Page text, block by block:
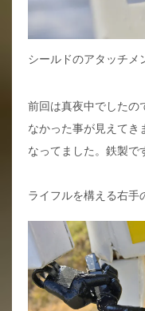
シールドのアタッチメ
前回は真夜中でしたの
なかった事が見えてき
なってました。鉄製で
ライフルを構える右手